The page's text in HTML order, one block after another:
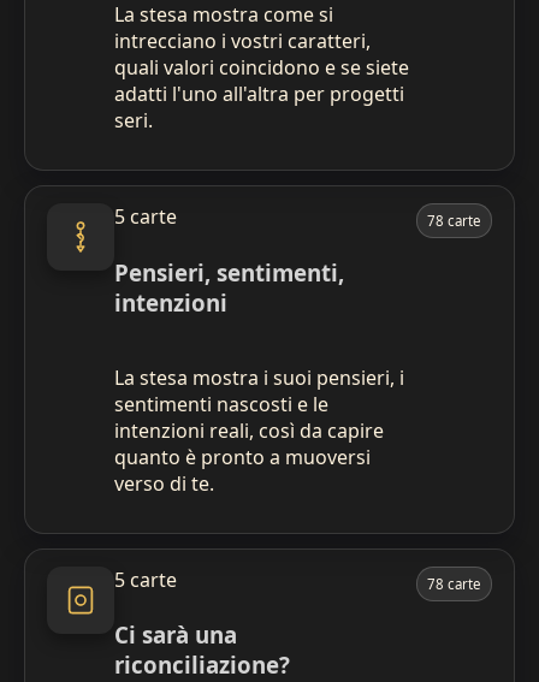
La stesa mostra come si
intrecciano i vostri caratteri,
quali valori coincidono e se siete
adatti l'uno all'altra per progetti
seri.
5 carte
Pensieri, sentimenti,
intenzioni
La stesa mostra i suoi pensieri, i
sentimenti nascosti e le
intenzioni reali, così da capire
quanto è pronto a muoversi
verso di te.
78 carte
5 carte
Ci sarà una
riconciliazione?
78 carte